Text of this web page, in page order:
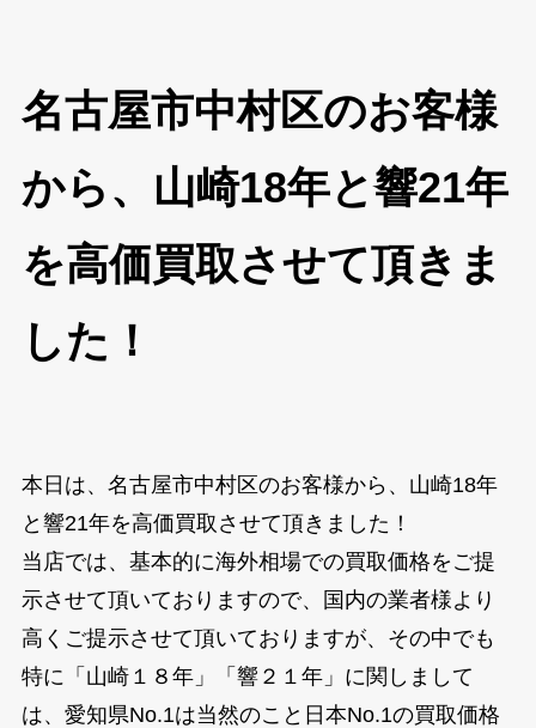
名古屋市中村区のお客様
から、山崎18年と響21年
を高価買取させて頂きま
した！
本日は、名古屋市中村区のお客様から、山崎18年
と響21年を高価買取させて頂きました！
当店では、基本的に海外相場での買取価格をご提
示させて頂いておりますので、国内の業者様より
高くご提示させて頂いておりますが、その中でも
特に「山崎１８年」「響２１年」に関しまして
は、愛知県No.1は当然のこと日本No.1の買取価格